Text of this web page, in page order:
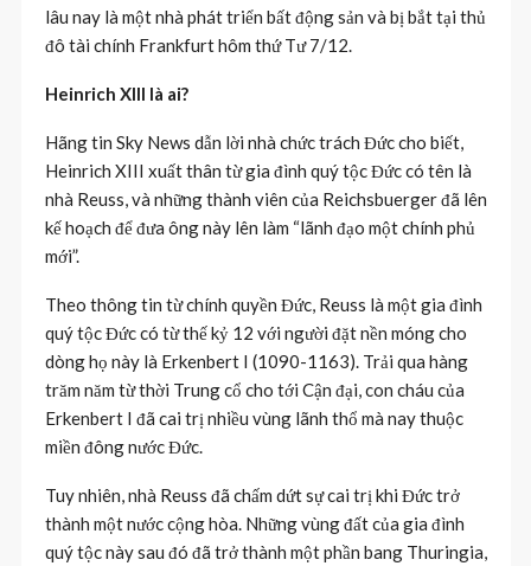
lâu nay là một nhà phát triển bất động sản và bị bắt tại thủ
đô tài chính Frankfurt hôm thứ Tư 7/12.
Heinrich XIII là ai?
Hãng tin Sky News dẫn lời nhà chức trách Đức cho biết,
Heinrich XIII xuất thân từ gia đình quý tộc Đức có tên là
nhà Reuss, và những thành viên của Reichsbuerger đã lên
kế hoạch để đưa ông này lên làm “lãnh đạo một chính phủ
mới”.
Theo thông tin từ chính quyền Đức, Reuss là một gia đình
quý tộc Đức có từ thế kỷ 12 với người đặt nền móng cho
dòng họ này là Erkenbert I (1090-1163). Trải qua hàng
trăm năm từ thời Trung cổ cho tới Cận đại, con cháu của
Erkenbert I đã cai trị nhiều vùng lãnh thổ mà nay thuộc
miền đông nước Đức.
Tuy nhiên, nhà Reuss đã chấm dứt sự cai trị khi Đức trở
thành một nước cộng hòa. Những vùng đất của gia đình
quý tộc này sau đó đã trở thành một phần bang Thuringia,